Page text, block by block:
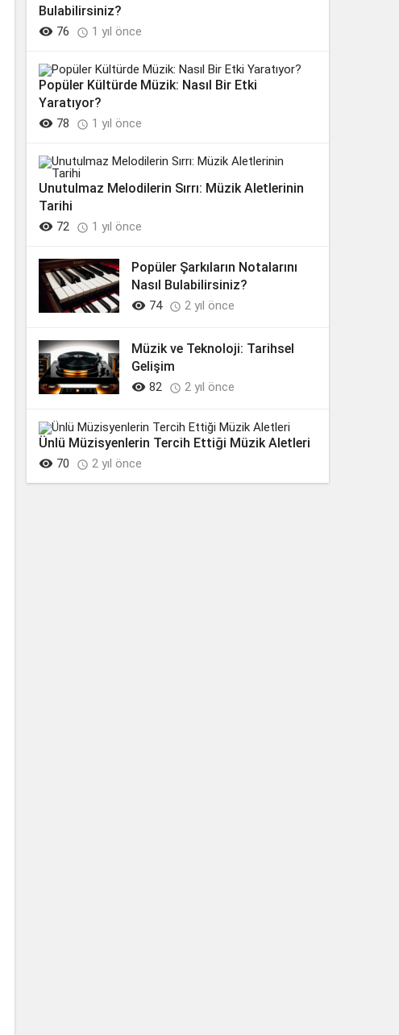
Bulabilirsiniz?
 76  1 yıl önce
Popüler Kültürde Müzik: Nasıl Bir Etki
Yaratıyor?
 78  1 yıl önce
Unutulmaz Melodilerin Sırrı: Müzik Aletlerinin
Tarihi
 72  1 yıl önce
Popüler Şarkıların Notalarını
Nasıl Bulabilirsiniz?
 74  2 yıl önce
Müzik ve Teknoloji: Tarihsel
Gelişim
 82  2 yıl önce
Ünlü Müzisyenlerin Tercih Ettiği Müzik Aletleri
 70  2 yıl önce